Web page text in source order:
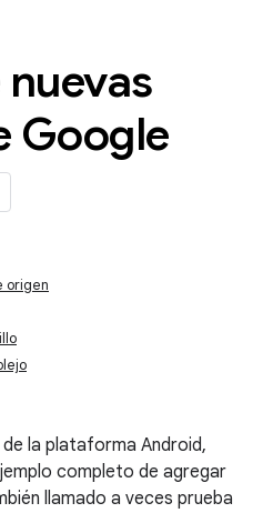
Google
origen
la plataforma Android,
completo de agregar
llamado a veces prueba